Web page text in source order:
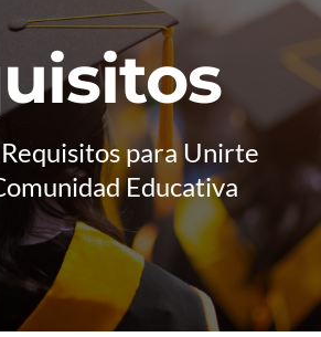
para Unirte
Educativa